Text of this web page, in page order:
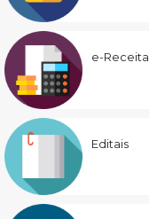
e-Receita
Editais